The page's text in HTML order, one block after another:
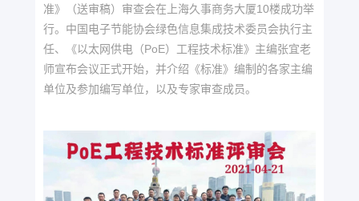
准》（送审稿）审查会在上海久事商务大厦10楼成功举
行。中国电子节能协会绿色信息集成技术委员会执行主
任、《以太网供电（PoE）工程技术标准》主编张宜老
师宣布会议正式开始，并介绍《标准》编制的各家主编
单位及参加编写单位，以及专家审查成员。